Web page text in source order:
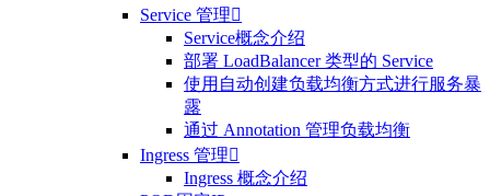
Service 管理
Service概念介绍
部署 LoadBalancer 类型的 Service
使用自动创建负载均衡方式进行服务暴
露
通过 Annotation 管理负载均衡
Ingress 管理
Ingress 概念介绍